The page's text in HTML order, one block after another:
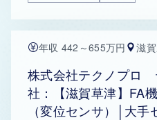
年収 442～655万円 滋
株式会社テクノプロ
社：【滋賀草津】FA
（変位センサ）│大